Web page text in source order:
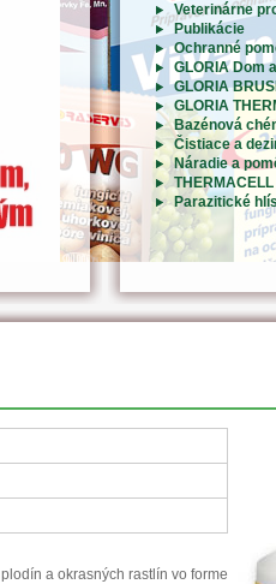
Veterinárne
Publikácie
Ochranné
GLORIA Dom
GLORIA
GLORIA
Bazénová
Čistiace a
Náradie a
THERMACELL
Parazitické
a okrasných rastlín vo forme